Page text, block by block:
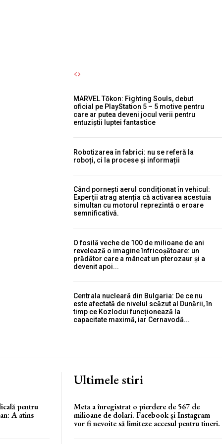
MARVEL Tōkon: Fighting Souls, debut
oficial pe PlayStation 5 – 5 motive pentru
care ar putea deveni jocul verii pentru
entuziștii luptei fantastice
Robotizarea în fabrici: nu se referă la
roboți, ci la procese și informații
Când pornești aerul condiționat în vehicul:
Experții atrag atenția că activarea acestuia
simultan cu motorul reprezintă o eroare
semnificativă.
O fosilă veche de 100 de milioane de ani
revelează o imagine înfricoșătoare: un
prădător care a mâncat un pterozaur și a
devenit apoi...
Centrala nucleară din Bulgaria: De ce nu
este afectată de nivelul scăzut al Dunării, în
timp ce Kozlodui funcționează la
capacitate maximă, iar Cernavodă...
pentru
A atins
Ultimele stiri
Meta a înregistrat o pierdere de 567 de
milioane de dolari. Facebook și Instagram
vor fi nevoite să limiteze accesul pentru tineri.